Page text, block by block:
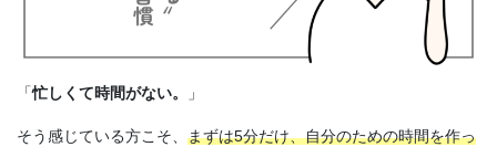
「忙しくて時間がない。 」
そう感じている方こそ、 まずは5分だけ、自分のための時間を作っ